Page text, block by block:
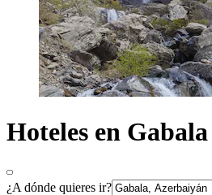
Hoteles en Gabala
¿A dónde quieres ir?